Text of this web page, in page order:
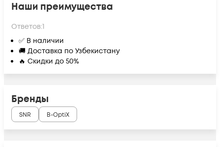
Наши преимущества
Ответов:1
✅ В наличии
🚚 Доставка по Узбекистану
🔥 Скидки до 50%
Бренды
SNR B-OptiX